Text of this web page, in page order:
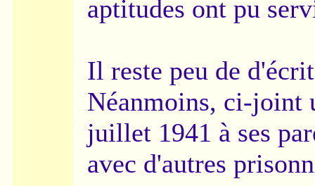
aptitudes ont pu
Il reste peu de
Néanmoins, ci-joint
juillet 1941 à ses
avec d'autres